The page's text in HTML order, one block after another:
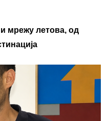
мрежу летова, од